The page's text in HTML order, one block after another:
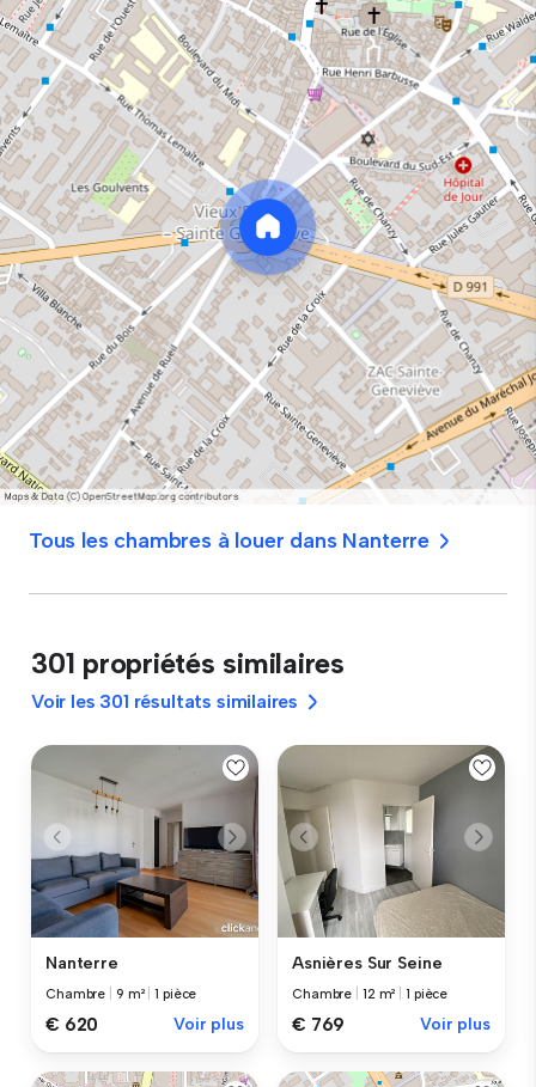
Tous les chambres à louer dans Nanterre
301 propriétés similaires
Voir les 301 résultats similaires
Nanterre
Chambre 9 m² |1 pièce
€ 620 Voir plus
Asnières Sur Seine
Chambre 12 m² |1 pièce
€ 769 Voir plus